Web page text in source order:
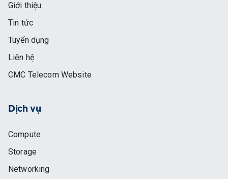
Giới thiệu
Tin tức
Tuyển dụng
Liên hệ
CMC Telecom Website
Dịch vụ
Compute
Storage
Networking